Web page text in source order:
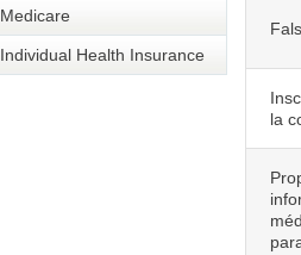
Medicare
Individual Health Insurance
la